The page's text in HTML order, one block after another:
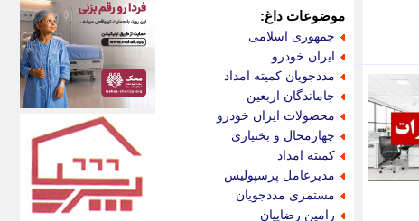
موضوعات داغ:
جمهوری اسلامی
ایران خودرو
مددجویان کمیته امداد
جاماندگان اربعین
محصولات ایران خودرو
چهارمحال و بختیاری
کمیته امداد
مدیرعامل پرسپولیس
مستمری مددجویان
رامین رضاییان
اکونگار
اکونیوز
الف
انتشار آنلاین
اندیشه قرن
اندیشه معاصر
اندیشه ها
انرژی پرس
ای استخدام
ایتنا
ایراف